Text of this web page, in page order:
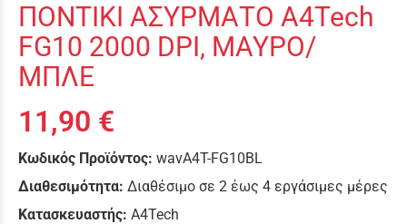
ΠΟΝΤΙΚΙ ΑΣΥΡΜΑΤΟ A4Tech
FG10 2000 DPI, ΜΑΥΡΟ/
ΜΠΛΕ
11,90 €
Κωδικός Προϊόντος: wavA4T-FG10BL
Διαθεσιμότητα: Διαθέσιμο σε 2 έως 4 εργάσιμες μέρες
Κατασκευαστής: A4Tech